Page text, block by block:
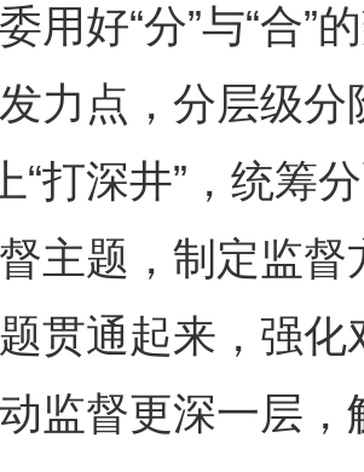
用好“分”与“合”
力点，分层级分
“打深井”，统筹
主题，制定监
贯通起来，强化
监督更深一层